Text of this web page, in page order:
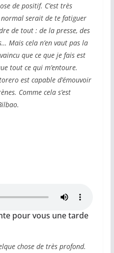
de positif. C’est très
serait de te fatiguer
de tout : de la presse, des
Mais cela n’en vaut pas la
que ce que je fais est
tout ce qui m’entoure.
est capable d’émouvoir
Comme cela s’est
pour vous une tarde
chose de très profond.